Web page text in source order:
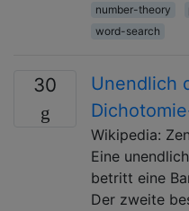
number-theory
word-search
30
Unendlich
Wikipedia:
Eine
betritt eine
Der zweite